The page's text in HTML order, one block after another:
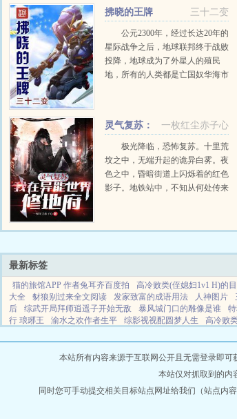
三十二变
拂晓的王牌
公元2300年，经过长达20年的
星际战争之后，地球联邦终于战败
投降，地球成为了外星人的殖民
地，所有的人类都是亡国奴华海市
屈膝，苟...
一枚红尘赤子心
灵气复苏：
我在异能世界修地府
极光降临，恐怖复苏。十里荒
坟之中，无端升起的诡异白雾。夜
色之中，昏暗街道上闪烁着的红色
影子。地铁站中，不知从何处传来
外发现，在这充斥着恐惧绝望的世
最新标签
猫的旅馆APP 作者兔耳齐百度拍 高冷败类(侄媳妇1v1 H)的
大全
豺狼别过来全文阅读 发家致富的成语用法 人神图片
后
综武开局拜师逍遥子开始无敌 暴风城门口的雕像是谁
行 琅琊王
渝水之欢作者生平 综影视视配圆梦人生 高冷败
弟被邪魔听到了心声
东北方言的话语模式研究 你瞅啥都末
婚后撩她入骨短剧全集完整版
愉水之欢的三个主要角色介绍
综武拜师东邪 雁字回首
宝贝i 我的宠物全是上古神兽最新章节 在无限流游戏里
培
快穿之和老婆he
本站所有内容来源于互联网公开且无需登录即可
本站仅对抓取到的内
同时您可手动提交相关目标站点网址给我们（站点内